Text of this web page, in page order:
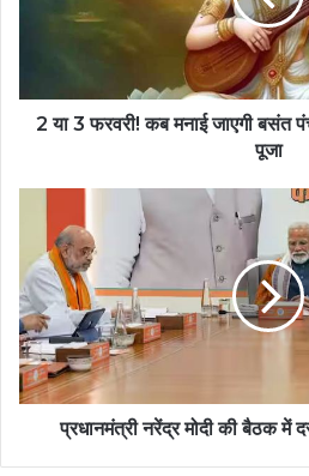
2 या 3 फरवरी! कब मनाई जाएगी बसंत
पूजा
प्रधानमंत्री नरेंद्र मोदी की बैठक में